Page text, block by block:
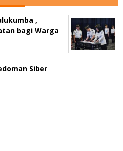
,
bagi Warga
Siber